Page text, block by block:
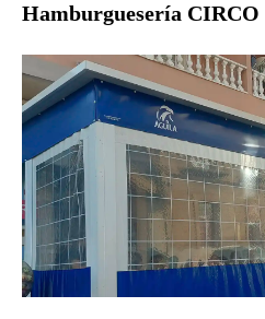
Hamburguesería CIRCO